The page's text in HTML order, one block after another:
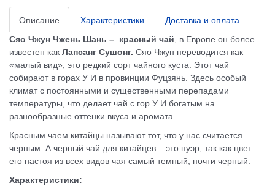
Описание Характеристики Доставка и оплата
Сяо Чжун Чжень Шань – красный чай, в Европе он более
известен как Лапсанг Сушонг. Сяо Чжун переводится как
«малый вид», это редкий сорт чайного куста. Этот чай
собирают в горах У И в провинции Фуцзянь. Здесь особый
климат с постоянными и существенными перепадами
температуры, что делает чай с гор У И богатым на
разнообразные оттенки вкуса и аромата.
Красным чаем китайцы называют тот, что у нас считается
черным. А черный чай для китайцев – это пуэр, так как цвет
его настоя из всех видов чая самый темный, почти черный.
Характеристики: